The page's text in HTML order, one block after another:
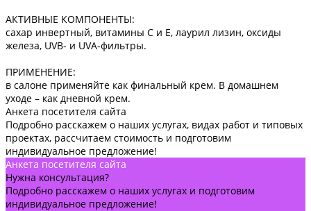
АКТИВНЫЕ КОМПОНЕНТЫ:
сахар инвертный, витамины C и Е, лаурил лизин, оксиды
железа, UVB- и UVA-фильтры.
ПРИМЕНЕНИЕ:
в салоне применяйте как финальный крем. В домашнем
уходе – как дневной крем.
Анкета посетителя сайта
Подробно расскажем о наших услугах, видах работ и типовых
проектах, рассчитаем стоимость и подготовим
индивидуальное предложение!
Анкета посетителя сайта
Нужна консультация?
Подробно расскажем о наших услугах и подготовим
индивидуальное предложение!